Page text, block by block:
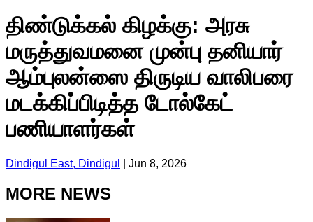
திண்டுக்கல் கிழக்கு: அரசு
மருத்துவமனை முன்பு தனியார்
ஆம்புலன்ஸை திருடிய வாலிபரை
மடக்கிப்பிடித்த டோல்கேட்
பணியாளர்கள்
Dindigul East, Dindigul Jun 8, 2026
MORE NEWS